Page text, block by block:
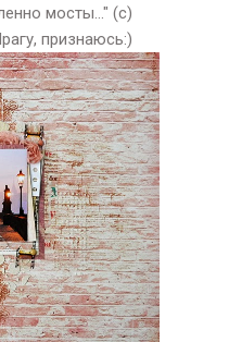
мосты..." (с)
признаюсь:)